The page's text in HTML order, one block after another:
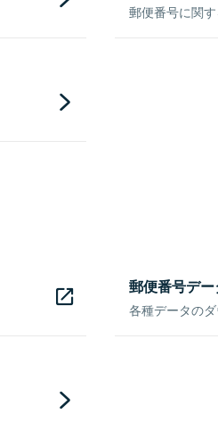
郵便番号に関
郵便番号デ
各種データの